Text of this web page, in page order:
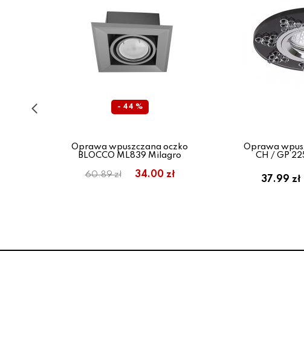
- 44 %
Oprawa wpuszczana oczko
BLOCCO ML839 Milagro
60.89 zł 34.00 zł
Oprawa
CH / GP
37.99 zł